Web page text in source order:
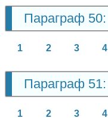
Параграф 50:
1 2 3 4
Параграф 51:
1 2 3 4